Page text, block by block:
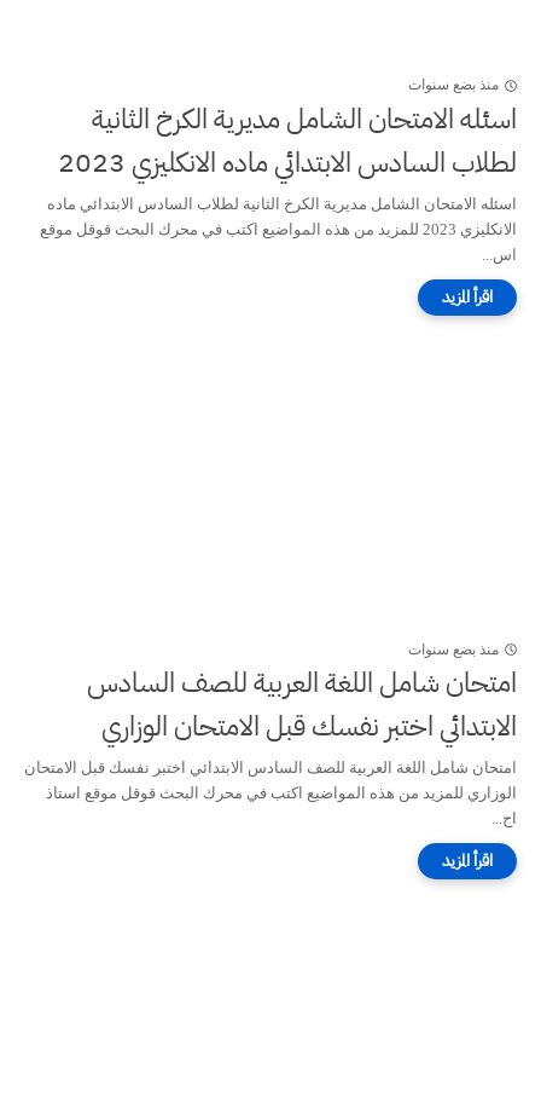
منذ بضع سنوات
اسئله الامتحان الشامل مديرية الكرخ الثانية
لطلاب السادس الابتدائي ماده الانكليزي 2023
اسئله الامتحان الشامل مديرية الكرخ الثانية لطلاب السادس الابتدائي ماده
الانكليزي 2023 للمزيد من هذه المواضيع اكتب في محرك البحث قوقل موقع
اس...
منذ بضع سنوات
امتحان شامل اللغة العربية للصف السادس
الابتدائي اختبر نفسك قبل الامتحان الوزاري
امتحان شامل اللغة العربية للصف السادس الابتدائي اختبر نفسك قبل الامتحان
الوزاري للمزيد من هذه المواضيع اكتب في محرك البحث قوقل موقع استاذ
اح...